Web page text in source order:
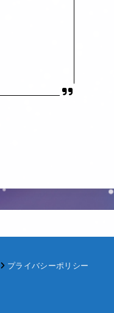
プライバシーポリシー